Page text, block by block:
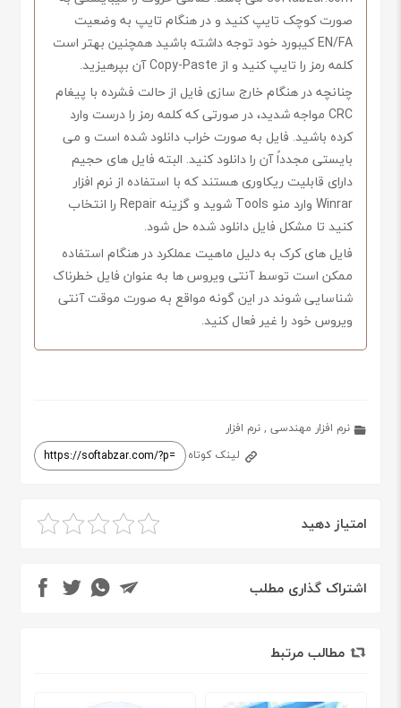
صورت کوچک تایپ کنید و در هنگام تایپ به وضعیت
EN/FA کیبورد خود توجه داشته باشید همچنین بهتر است
کلمه رمز را تایپ کنید و از Copy-Paste آن بپرهیزید.
چنانچه در هنگام خارج سازی فایل از حالت فشرده با پیغام
CRC مواجه شدید، در صورتی که کلمه رمز را درست وارد
کرده باشید. فایل به صورت خراب دانلود شده است و می
بایستی مجدداً آن را دانلود کنید. البته فایل های حجیم
دارای قابلیت ریکاوری هستند که با استفاده از نرم افزار
Winrar وارد منو Tools شوید و گزینه Repair را انتخاب
کنید تا مشکل فایل دانلود شده حل شود.
فایل های کرک به دلیل ماهیت عملکرد در هنگام استفاده
ممکن است توسط آنتی ویروس ها به عنوان فایل خطرناک
شناسایی شوند در این گونه مواقع به صورت موقت آنتی
ویروس خود را غیر فعال کنید.
نرم افزار مهندسی ,نرم افزار
لینک کوتاه
امتیاز دهید
اشتراک گذاری مطلب
مطالب مرتبط